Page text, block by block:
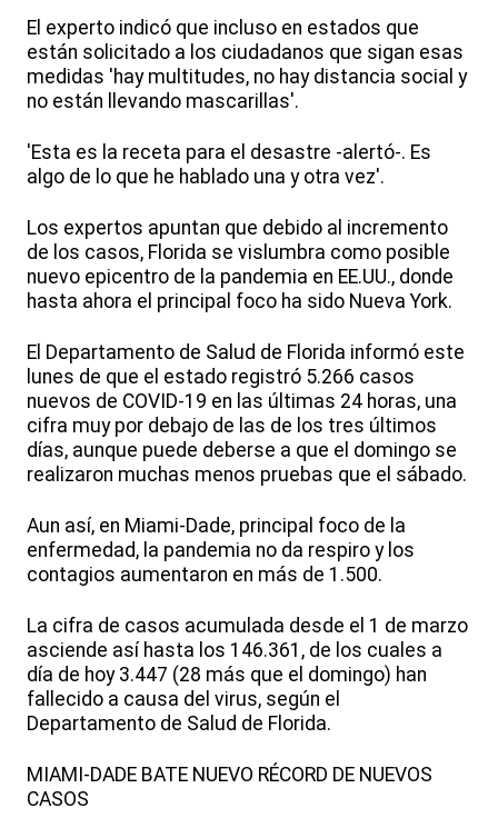
El experto indicó que incluso en estados que
están solicitado a los ciudadanos que sigan esas
medidas 'hay multitudes, no hay distancia social y
no están llevando mascarillas'.
'Esta es la receta para el desastre -alertó-. Es
algo de lo que he hablado una y otra vez'.
Los expertos apuntan que debido al incremento
de los casos, Florida se vislumbra como posible
nuevo epicentro de la pandemia en EE.UU., donde
hasta ahora el principal foco ha sido Nueva York.
El Departamento de Salud de Florida informó este
lunes de que el estado registró 5.266 casos
nuevos de COVID-19 en las últimas 24 horas, una
cifra muy por debajo de las de los tres últimos
días, aunque puede deberse a que el domingo se
realizaron muchas menos pruebas que el sábado.
Aun así, en Miami-Dade, principal foco de la
enfermedad, la pandemia no da respiro y los
contagios aumentaron en más de 1.500.
La cifra de casos acumulada desde el 1 de marzo
asciende así hasta los 146.361, de los cuales a
día de hoy 3.447 (28 más que el domingo) han
fallecido a causa del virus, según el
Departamento de Salud de Florida.
MIAMI-DADE BATE NUEVO RÉCORD DE NUEVOS
CASOS